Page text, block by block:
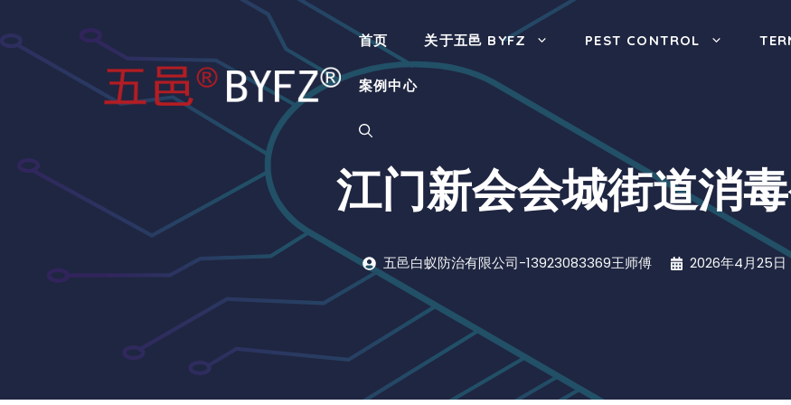
至
内
首页 关于五邑 BYFZ PEST CONTROL
案例中心
江门新会会城街道消
五邑白蚁防治有限公司-13923083369王师傅 2026年4月25日